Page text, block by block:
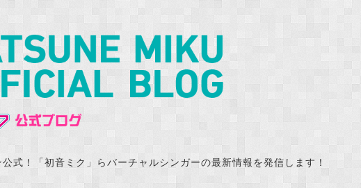
式！「初音ミク」らバーチャルシンガーの最新情報を発信します！